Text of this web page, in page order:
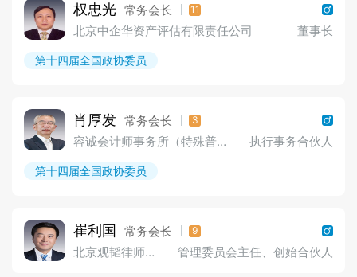
权忠光 常务会长 11
北京中企华资产评估有限责任公司 董事长
第十四届全国政协委员
肖厚发 常务会长 3
容诚会计师事务所（特殊普通合伙） 执行事务合伙人
第十四届全国政协委员
崔利国 常务会长 9
北京观韬律师事务所 管理委员会主任、创始合伙人